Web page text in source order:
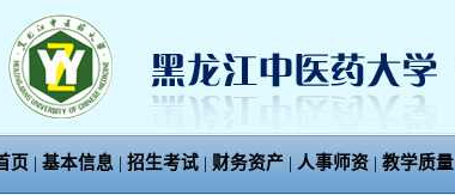
页 | 基本信息 | 招生考试 | 财务资产 | 人事师资 | 教学质量